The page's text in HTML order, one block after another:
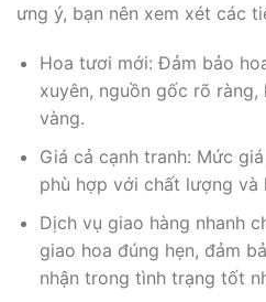
ưng ý, bạn nên xem xét các
Hoa tươi mới: Đảm bảo
xuyên, nguồn gốc rõ
vàng.
Giá cả cạnh tranh: Mức
phù hợp với chất lượng và
Dịch vụ giao hàng nhanh
giao hoa đúng hẹn, đảm
nhận trong tình trạng tốt